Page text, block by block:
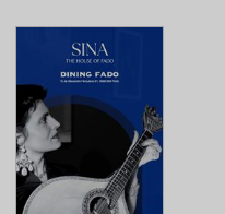
CASA DO CINEMA
DE COIMBRA
MAIS INFO
COMPRAR